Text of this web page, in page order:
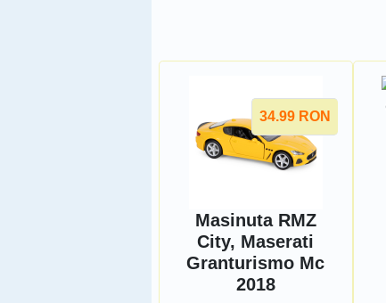
34.99 RON
Masinuta RMZ
City, Maserati
Granturismo Mc
2018